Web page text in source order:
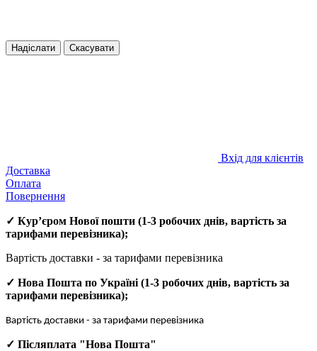
Надіслати Скасувати
Вхід для клієнтів
Доставка
Оплата
Повернення
✓ Кур’єром Нової пошти (1-3 робочих днів, вартість за
тарифами перевізника);
Вартість доставки - за тарифами перевізника
✓ Нова Пошта по Україні (1-3 робочих днів, вартість за
тарифами перевізника);
Вартість доставки - за тарифами перевізника
✓ Післяплата "Нова Пошта"